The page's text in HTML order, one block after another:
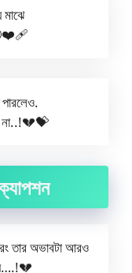
না..!💔💝
তার অভাবটা আরও